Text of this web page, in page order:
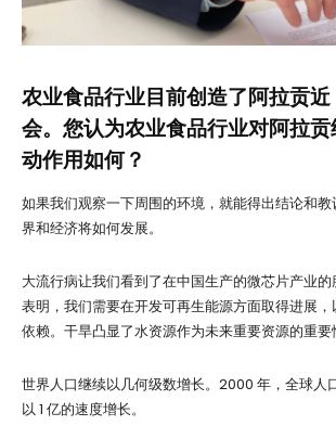
农业食品行业目前创造了阿拉贡
会。您认为农业食品行业对阿拉
动作用如何？
如果我们观察一下周围的环境，就能得出结论和
界和经济将如何发展。
大流行病让我们看到了在中国生产的微芯片产业
表明，我们需要在开发可再生能源方面取得进展
依赖。干旱凸显了水资源作为未来重要资源的重要
世界人口继续以几何级数增长。2000 年，全球人
以 1 亿的速度增长。